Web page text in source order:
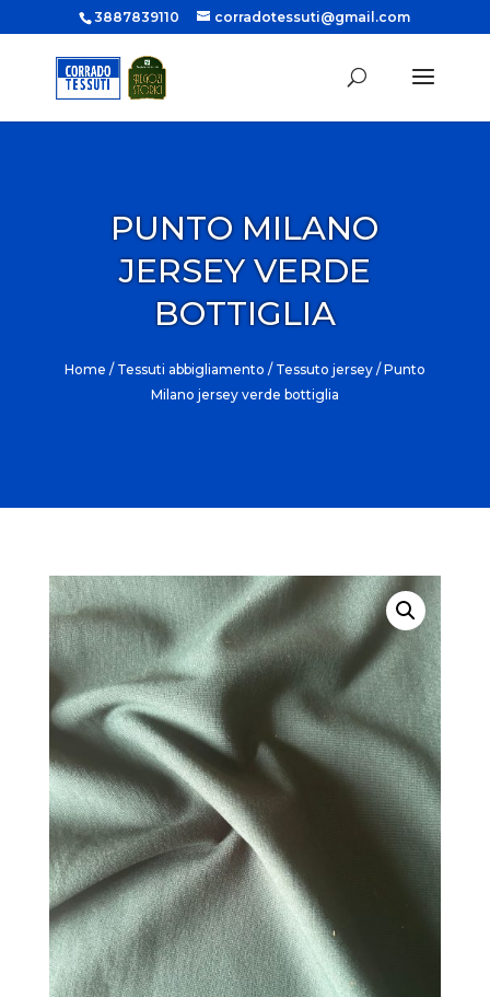
3887839110 corradotessuti@gmail.com
PUNTO MILANO
JERSEY VERDE
BOTTIGLIA
Home / Tessuti abbigliamento / Tessuto jersey/ Punto
Milano jersey verde bottiglia